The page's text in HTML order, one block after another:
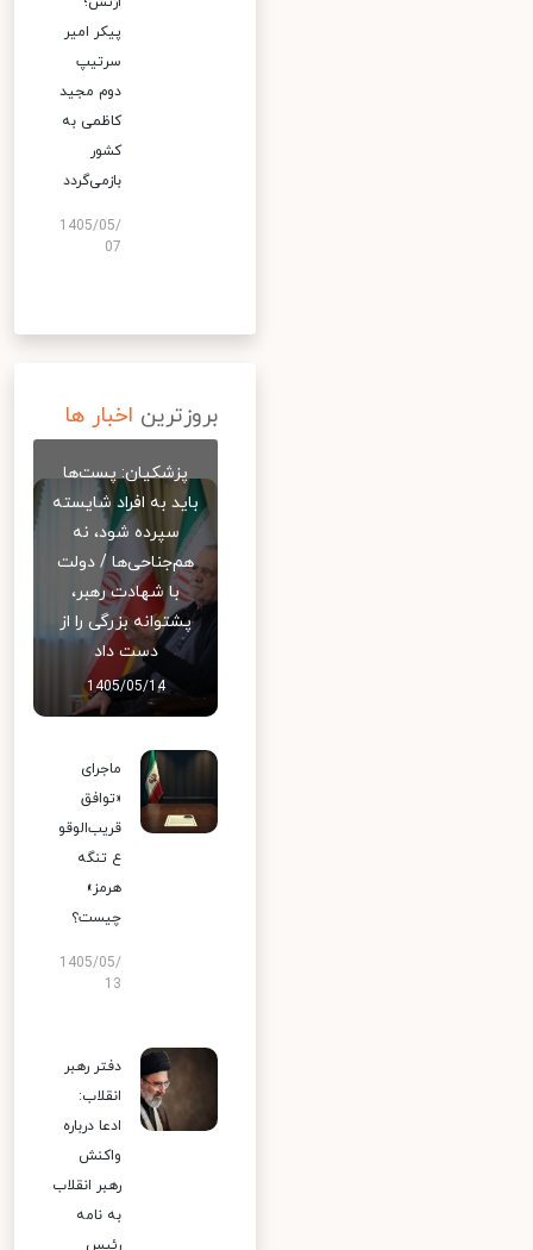
پیکر امیر
سرتیپ
دوم مجید
کاظمی به
کشور
بازمی‌گردد
1405/05/
07
بروزترین اخبار ها
پزشکیان: پست‌ها
باید به افراد شایسته
سپرده شود، نه
هم‌جناحی‌ها / دولت
با شهادت رهبر،
پشتوانه بزرگی را از
دست داد
1405/05/14
ماجرای
«توافق
قریب‌الوقو
ع تنگه
هرمز»
چیست؟
1405/05/
13
دفتر رهبر
انقلاب:
ادعا درباره
واکنش
رهبر انقلاب
به نامه
رئیس